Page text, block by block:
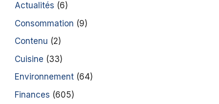
Actualités (6)
Consommation (9)
Contenu (2)
Cuisine (33)
Environnement (64)
Finances (605)